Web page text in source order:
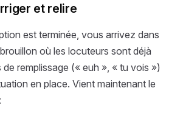
et relire
est terminée, vous arrivez dans
où les locuteurs sont déjà
remplissage (« euh », « tu vois »)
en place. Vient maintenant le